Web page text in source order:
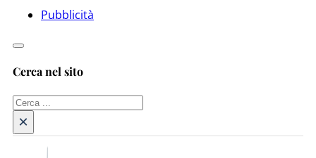
Pubblicità
Cerca nel sito
Cerca
×